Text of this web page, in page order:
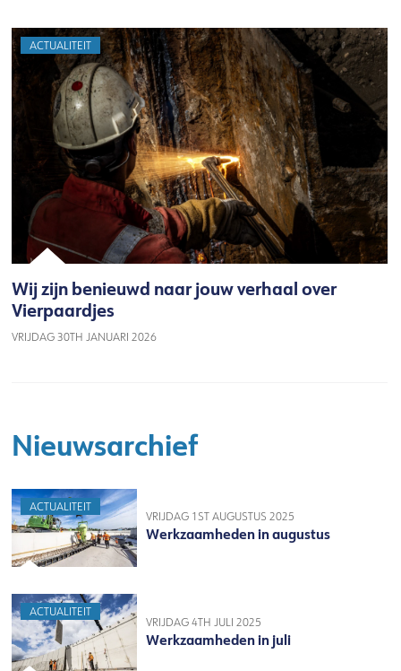
Wij zijn benieuwd naar jouw verhaal over
Vierpaardjes
ACTUALITEIT
VRIJDAG 30TH JANUARI 2026
Nieuwsarchief
ACTUALITEIT
VRIJDAG 1ST AUGUSTUS 2025
Werkzaamheden in augustus
ACTUALITEIT
VRIJDAG 4TH JULI 2025
Werkzaamheden in juli